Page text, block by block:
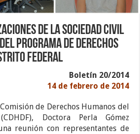
de la Sociedad Civil
Programa de Derechos
Federal
Boletín 20/2014
14 de febrero de 2014
de Derechos Humanos del
Doctora Perla Gómez
reunión con representantes de